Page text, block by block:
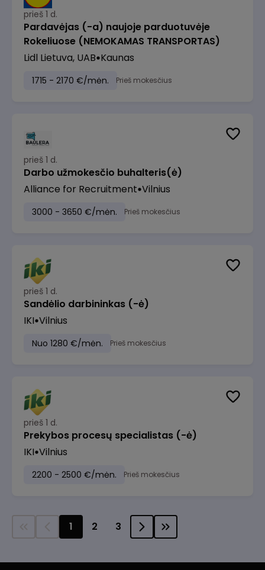
prieš 1 d.
Pardavėjas (-a) naujoje parduotuvėje
Rokeliuose (NEMOKAMAS TRANSPORTAS)
Lidl Lietuva, UAB Kaunas
1715 - 2170 €/mėn. Prieš mokesčius
prieš 1 d.
Darbo užmokesčio buhalteris(ė)
Alliance for Recruitment Vilnius
3000 - 3650 €/mėn. Prieš mokesčius
prieš 1 d.
Sandėlio darbininkas (-ė)
IKI Vilnius
Nuo 1280 €/mėn. Prieš mokesčius
prieš 1 d.
Prekybos procesų specialistas (-ė)
IKI Vilnius
2200 - 2500 €/mėn. Prieš mokesčius
1 2 3